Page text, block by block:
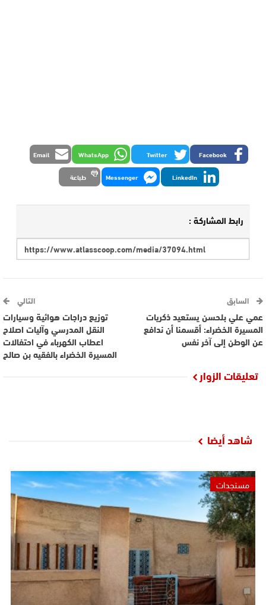
Facebook
Twitter
WhatsApp
Email
LinkedIn
Messenger طباعة
رابط المشاركة :
السابق
عمي علي بلحسن يستعيد ذكريات
المسيرة الخضراء: أقسمنا أن ندافع
عن الوطن إلى آخر نفس
التالي
توزيع دراجات هوائية وسيارات
النقل المدرسي وآليات اصلاح
اعطاب الكهرباء في احتفالات
المسيرة الخضراء بالفقيه بن صالح
تعليقات الزوار
شاهد أيضا
مستجدات